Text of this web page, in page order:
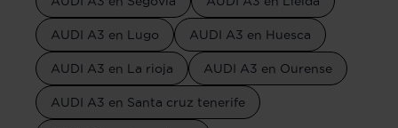
AUDI A3 en Lugo AUDI A3 en Huesca
AUDI A3 en La rioja AUDI A3 en Ourense
AUDI A3 en Santa cruz tenerife